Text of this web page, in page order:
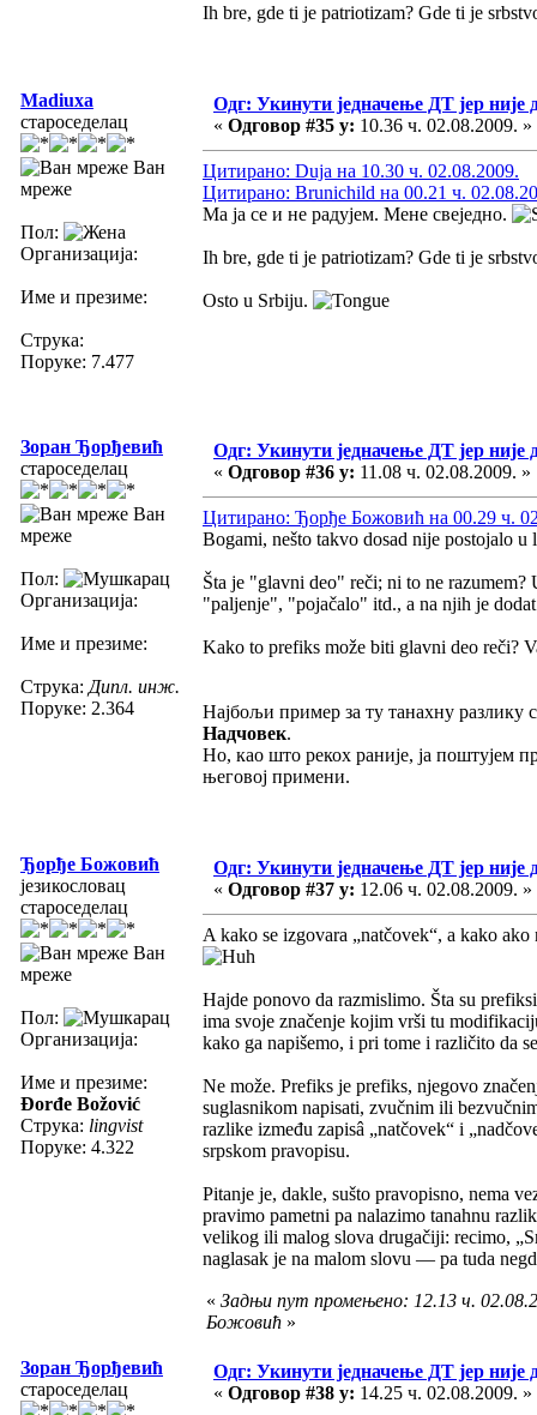
Ih bre, gde ti je patriotizam? Gde ti je
Madiuxa
староседелац
Ван
мреже
Пол:
Организација:
Име и презиме:
Струка:
Поруке: 7.477
Одг: Укинути једначење ДТ јер није
« Одговор #35 у: 10.36 ч. 02.08.2009. »
Цитирано: Duja на 10.30 ч. 02.08.2009.
Цитирано: Brunichild на 00.21 ч.
Ма ја се и не радујем. Мене свеједно.
Ih bre, gde ti je patriotizam? Gde ti je
Osto u Srbiju.
Зоран Ђорђевић
староседелац
Ван
мреже
Пол:
Организација:
Име и презиме:
Струка: Дипл. инж.
Поруке: 2.364
Одг: Укинути једначење ДТ јер није
« Одговор #36 у: 11.08 ч. 02.08.2009. »
Цитирано: Ђорђе Божовић на 00.29 ч.
Bogami, nešto takvo dosad nije postojalo
Šta je "glavni deo" reči; ni to ne
"paljenje", "pojačalo" itd., a na njih je
Kako to prefiks može biti glavni deo reči?
Најбољи пример за ту танахну разлику
Надчовек.
Но, као што рекох раније, ја поштујем
његовој примени.
Ђорђе Божовић
језикословац
староседелац
Ван
мреже
Пол:
Организација:
Име и презиме:
Đorđe Božović
Струка: lingvist
Поруке: 4.322
Одг: Укинути једначење ДТ јер није
« Одговор #37 у: 12.06 ч. 02.08.2009. »
A kako se izgovara „natčovek“, a kako
Hajde ponovo da razmislimo. Šta su
ima svoje značenje kojim vrši tu
kako ga napišemo, i pri tome i različito da
Ne može. Prefiks je prefiks, njegovo
suglasnikom napisati, zvučnim ili
razlike između zapisâ „natčovek“ i
srpskom pravopisu.
Pitanje je, dakle, sušto pravopisno, nema
pravimo pametni pa nalazimo tanahnu
velikog ili malog slova drugačiji: recimo,
naglasak je na malom slovu — pa tuda
« Задњи пут промењено: 12.13 ч.
Божовић »
Зоран Ђорђевић
староседелац
Одг: Укинути једначење ДТ јер није
« Одговор #38 у: 14.25 ч. 02.08.2009. »